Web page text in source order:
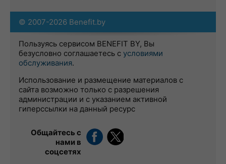
© 2007-2026 Benefit.by
Пользуясь сервисом BENEFIT BY, Вы
безусловно соглашаетесь с условиями
обслуживания.
Использование и размещение материалов с
сайта возможно только с разрешения
администрации и с указанием активной
гиперссылки на данный ресурс
Общайтесь с
нами в
соцсетях